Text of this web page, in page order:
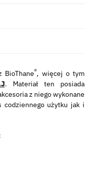
BioThane®, więcej o tym
. Materiał ten posiada
z niego wykonane
codziennego użytku jak i